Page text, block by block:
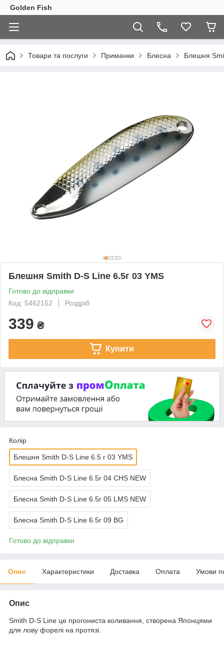
Golden Fish
Товари та послуги Приманки Блесна Блешня
Блешня Smith D-S Line 6.5г 03 YMS
Готово до відправки
Код: 5462152
Роздріб
339 ₴
Купити
Колір
Блешня Smith D-S Line 6.5 г 03 YMS
Блесна Smith D-S Line 6.5г 04 CHS NEW
Блесна Smith D-S Line 6.5г 05 LMS NEW
Блесна Smith D-S Line 6.5г 09 BG
Готово до відправки
Опис Характеристики Доставка Оплата Умови
Опис
Smith D-S Line це прогониста коливання, створена Японцями
для лову форелі на протязі.